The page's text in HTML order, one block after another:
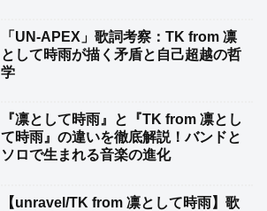
「UN-APEX」歌詞考察：TK from 凛
として時雨が描く矛盾と自己超越の哲
学
『凛として時雨』と『TK from 凛とし
て時雨』の違いを徹底解説！バンドと
ソロで生まれる音楽の進化
【unravel/TK from 凛として時雨】歌